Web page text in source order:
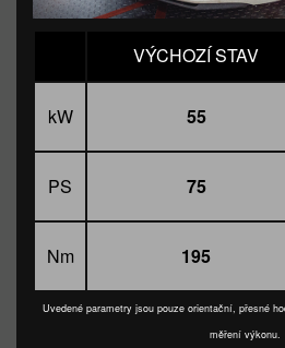
VÝCHOZÍ STAV
kW 55
PS 75
Nm 195
Uvedené parametry jsou pouze orientační, přesné
měření výkonu.